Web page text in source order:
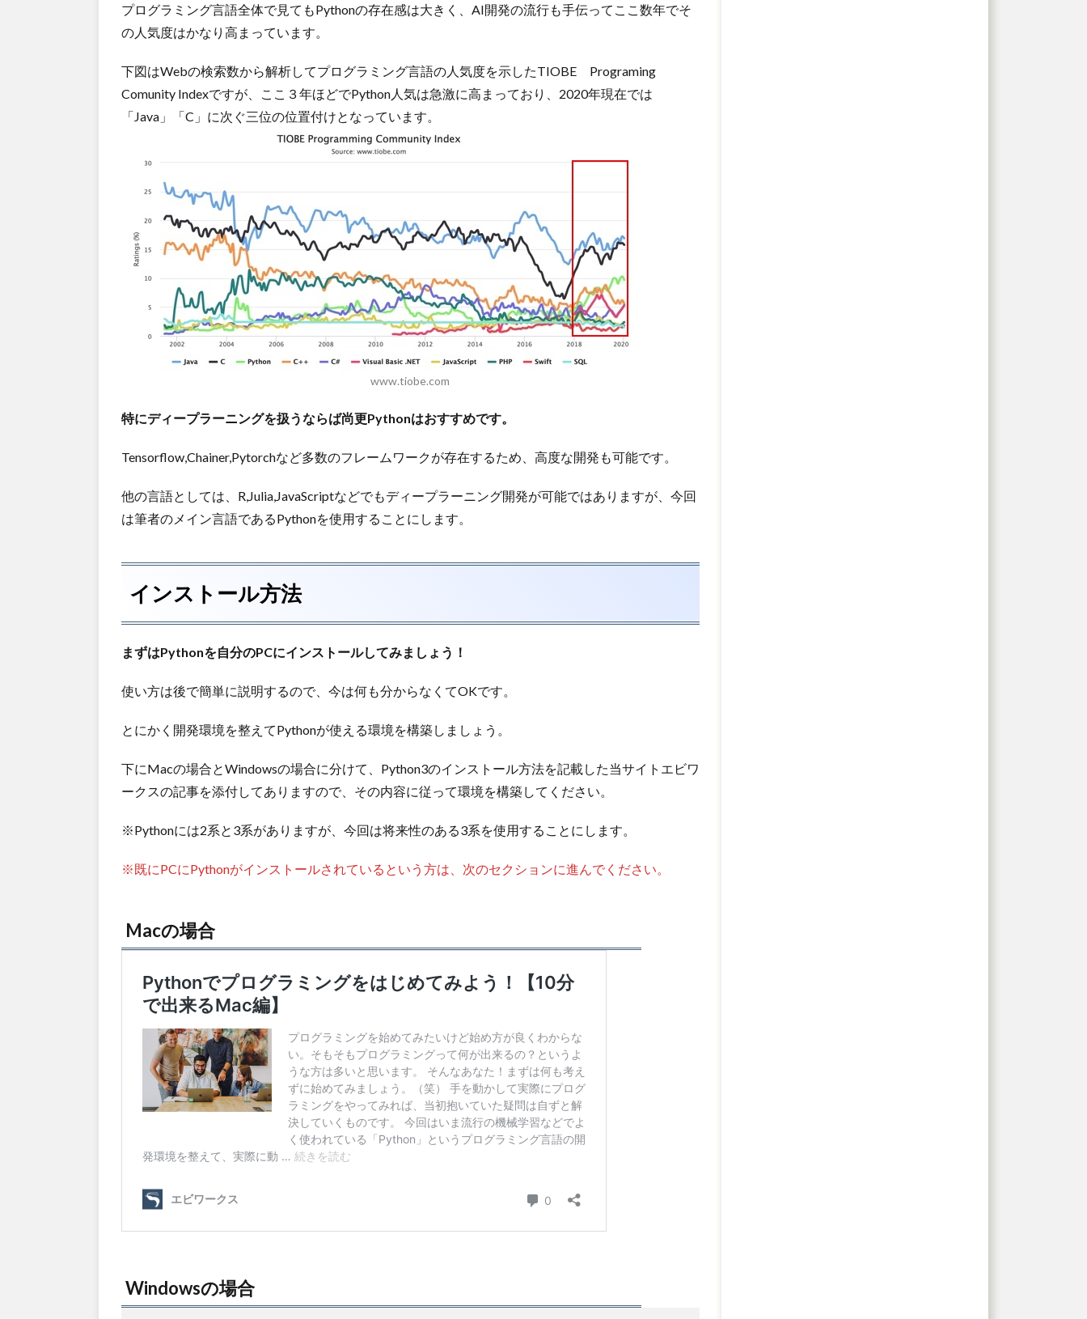
プログラミング言語全体で見てもPythonの存在感は大きく、AI開発の流行も手伝ってここ数年でそ
の人気度はかなり高まっています。
下図はWebの検索数から解析してプログラミング言語の人気度を示したTIOBE Programing
Comunity Indexですが、ここ３年ほどでPython人気は急激に高まっており、2020年現在では
「Java」「C」に次ぐ三位の位置付けとなっています。
www.tiobe.com
特にディープラーニングを扱うならば尚更Pythonはおすすめです。
Tensorflow,Chainer,Pytorchなど多数のフレームワークが存在するため、高度な開発も可能です。
他の言語としては、R,Julia,JavaScriptなどでもディープラーニング開発が可能ではありますが、今回
は筆者のメイン言語であるPythonを使用することにします。
インストール方法
まずはPythonを自分のPCにインストールしてみましょう！
使い方は後で簡単に説明するので、今は何も分からなくてOKです。
とにかく開発環境を整えてPythonが使える環境を構築しましょう。
下にMacの場合とWindowsの場合に分けて、Python3のインストール方法を記載した当サイトエビワ
ークスの記事を添付してありますので、その内容に従って環境を構築してください。
※Pythonには2系と3系がありますが、今回は将来性のある3系を使用することにします。
※既にPCにPythonがインストールされているという方は、次のセクションに進んでください。
Macの場合
Windowsの場合